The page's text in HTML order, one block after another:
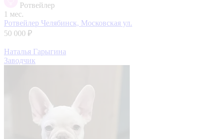
Ротвейлер
1 мес.
Ротвейлер Челябинск, Московская ул.
50 000 ₽
Наталья Гарыгина
Заводчик